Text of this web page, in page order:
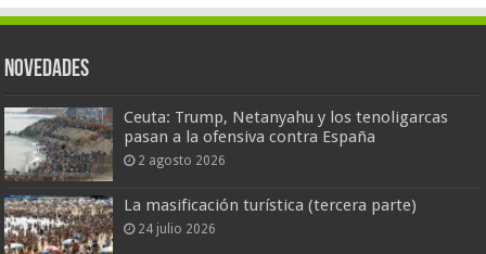
Novedades
Ceuta: Trump, Netanyahu y los tenoligarcas
pasan a la ofensiva contra España
2 agosto 2026
La masificación turística (tercera parte)
24 julio 2026